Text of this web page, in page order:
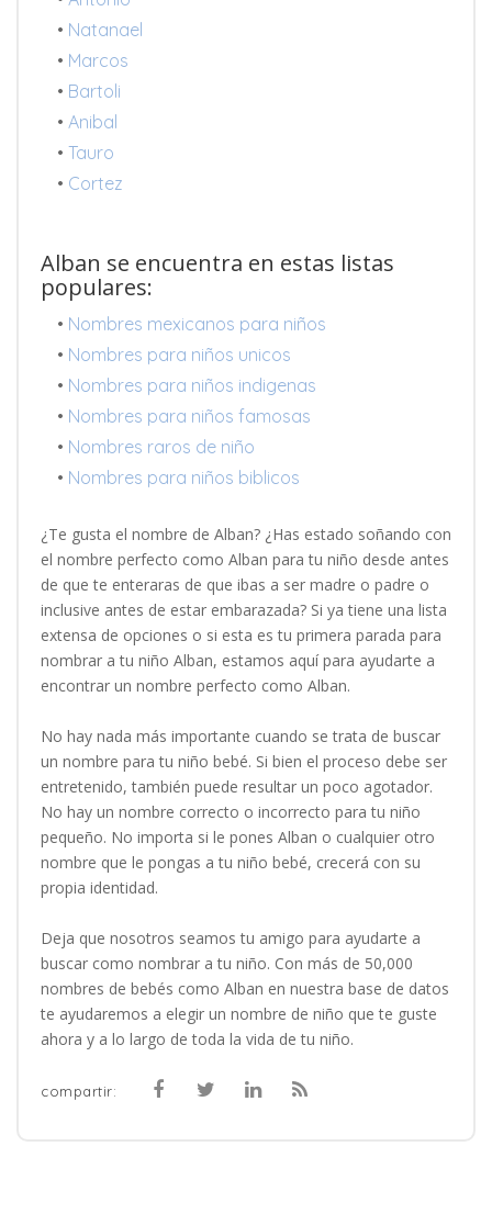
• Natanael
• Marcos
• Bartoli
• Anibal
• Tauro
• Cortez
Alban se encuentra en estas listas
populares:
• Nombres mexicanos para niños
• Nombres para niños unicos
• Nombres para niños indigenas
• Nombres para niños famosas
• Nombres raros de niño
• Nombres para niños biblicos
¿Te gusta el nombre de Alban? ¿Has estado soñando con
el nombre perfecto como Alban para tu niño desde antes
de que te enteraras de que ibas a ser madre o padre o
inclusive antes de estar embarazada? Si ya tiene una lista
extensa de opciones o si esta es tu primera parada para
nombrar a tu niño Alban, estamos aquí para ayudarte a
encontrar un nombre perfecto como Alban.
No hay nada más importante cuando se trata de buscar
un nombre para tu niño bebé. Si bien el proceso debe ser
entretenido, también puede resultar un poco agotador.
No hay un nombre correcto o incorrecto para tu niño
pequeño. No importa si le pones Alban o cualquier otro
nombre que le pongas a tu niño bebé, crecerá con su
propia identidad.
Deja que nosotros seamos tu amigo para ayudarte a
buscar como nombrar a tu niño. Con más de 50,000
nombres de bebés como Alban en nuestra base de datos
te ayudaremos a elegir un nombre de niño que te guste
ahora y a lo largo de toda la vida de tu niño.
compartir: